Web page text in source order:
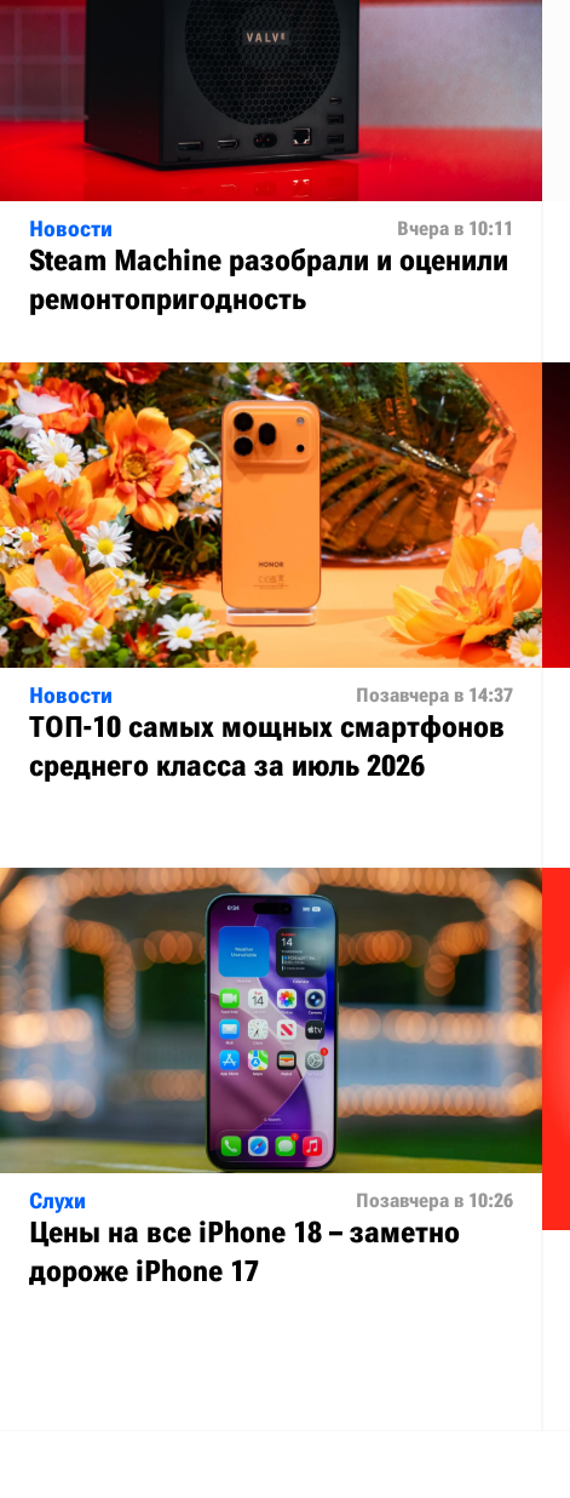
Новости Вчера в 10:11
Steam Machine разобрали и оценили
ремонтопригодность
Новости Позавчера в 14:37
ТОП-10 самых мощных смартфонов
среднего класса за июль 2026
Слухи Позавчера в 10:26
Цены на все iPhone 18 – заметно
дороже iPhone 17